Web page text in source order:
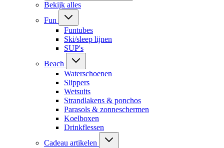
Bekijk alles
Fun
Funtubes
Ski/sleep lijnen
SUP's
Beach
Waterschoenen
Slippers
Wetsuits
Strandlakens & ponchos
Parasols & zonneschermen
Koelboxen
Drinkflessen
Cadeau artikelen